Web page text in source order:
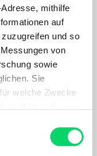
mithilfe
auf
und so
von
sowie
Sie
welche Zwecke